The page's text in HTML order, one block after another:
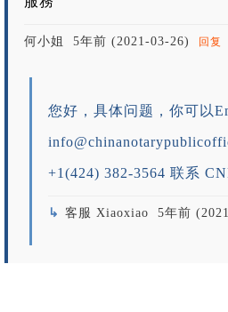
何小姐 5年前 (2021-03-26) 回复
您好，具体问题，你可以
+1(424) 382-3564 联系
客服 Xiaoxiao 5年前